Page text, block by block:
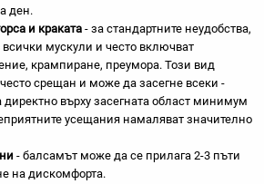
ден.
и краката - за стандартните неудобства,
всички мускули и често включват
крампиране, преумора. Този вид
срещан и може да засегне всеки -
върху засегната област минимум
усещания намаляват значително
- балсамът може да се прилага 2-3 пъти
на дискомфорта.